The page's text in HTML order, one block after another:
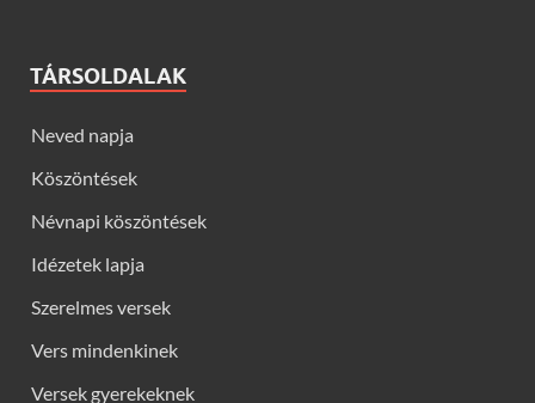
TÁRSOLDALAK
Neved napja
Köszöntések
Névnapi köszöntések
Idézetek lapja
Szerelmes versek
Vers mindenkinek
Versek gyerekeknek